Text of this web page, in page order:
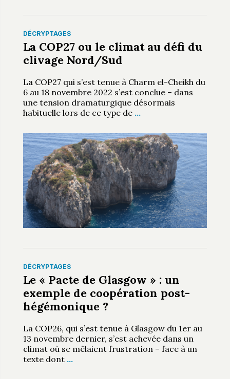
DÉCRYPTAGES
La COP27 ou le climat au défi du
clivage Nord/Sud
La COP27 qui s’est tenue à Charm el-Cheikh du
6 au 18 novembre 2022 s’est conclue – dans
une tension dramaturgique désormais
habituelle lors de ce type de …
DÉCRYPTAGES
Le « Pacte de Glasgow » : un
exemple de coopération post-
hégémonique ?
La COP26, qui s’est tenue à Glasgow du 1er au
13 novembre dernier, s’est achevée dans un
climat où se mêlaient frustration – face à un
texte dont …